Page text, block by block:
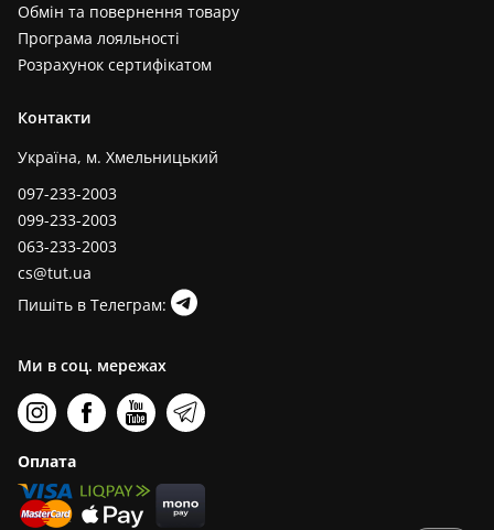
Обмін та повернення товару
Програма лояльності
Розрахунок сертифікатом
Контакти
Україна, м. Хмельницький
097-233-2003
099-233-2003
063-233-2003
cs@tut.ua
Пишіть в Телеграм:
Ми в соц. мережах
Оплата